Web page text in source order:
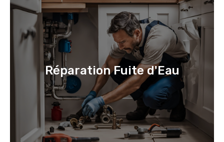
Réparation Fuite d'Eau